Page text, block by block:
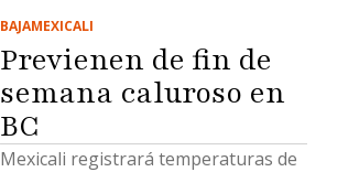
BAJAMEXICALI
Previenen de fin de
semana caluroso en
BC
Mexicali registrará temperaturas de